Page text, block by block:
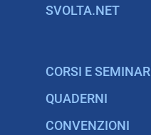
SVOLTA.NET
CORSI E SEMINARI
QUADERNI
CONVENZIONI